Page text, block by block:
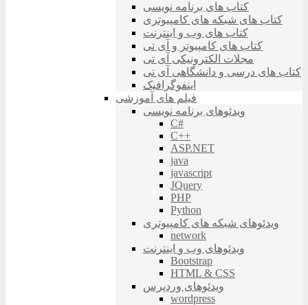
کتاب های برنامه نویسی
کتاب های شبکه های کامپیوتری
کتاب های وب و اینترنت
کتاب های کامپیوتر و آی تی
مجلات الکترونیکی آی تی
کتاب های درسی و دانشگاهی آی تی
اینفوگرافیک
فیلم های آموزشی
ویدئوهای برنامه نویسی
C#
C++
ASP.NET
java
javascript
JQuery
PHP
Python
ویدئوهای شبکه های کامپیوتری
network
ویدئوهای وب و اینترنت
Bootstrap
HTML & CSS
ویدئوهای وردپرس
wordpress